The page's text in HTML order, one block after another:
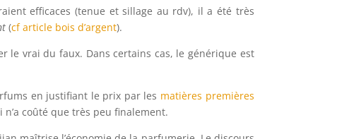
efficaces (tenue et sillage au rdv), il a été très
(cf article bois d’argent).
le vrai du faux. Dans certains cas, le générique est
en justifiant le prix par les matières premières
coûté que très peu finalement.